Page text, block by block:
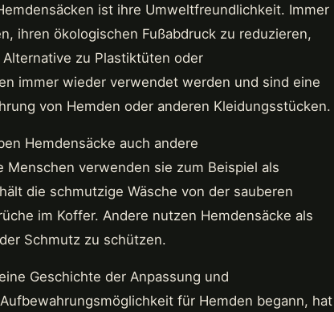
ist ihre Umweltfreundlichkeit. Immer
ihren ökologischen Fußabdruck zu reduzieren,
zu Plastiktüten oder
immer wieder verwendet werden und sind eine
von Hemden oder anderen Kleidungsstücken.
Hemdensäcke auch andere
verwenden sie zum Beispiel als
die schmutzige Wäsche von der sauberen
im Koffer. Andere nutzen Hemdensäcke als
Schmutz zu schützen.
Geschichte der Anpassung und
für Hemden begann, hat